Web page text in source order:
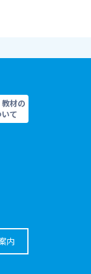
材の
て
内